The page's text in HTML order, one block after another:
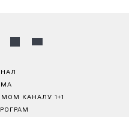
КАНАЛУ 1+1